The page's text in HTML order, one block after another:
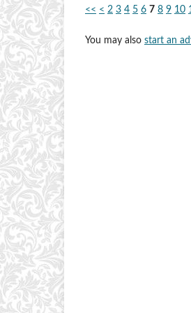
<< < 2 3 4 5 6 7 8 9 10
You may also start an